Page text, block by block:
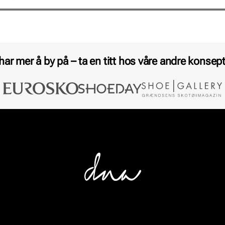
mer å by på – ta en titt hos våre andre